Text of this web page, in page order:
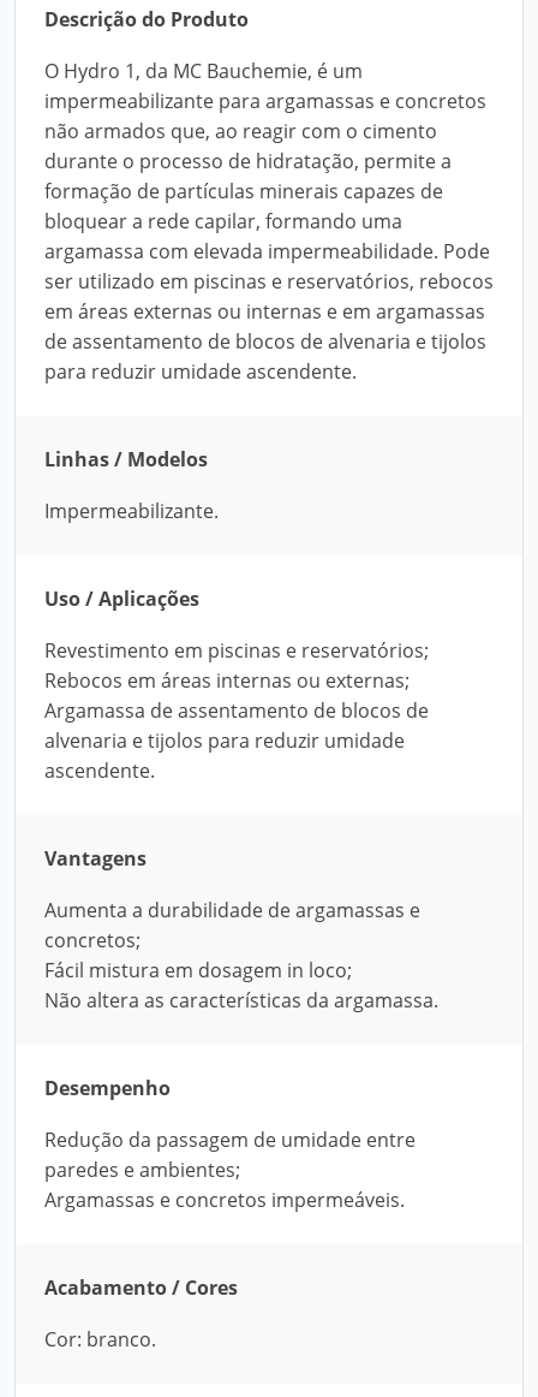
Descrição do Produto
O Hydro 1, da MC Bauchemie, é um
impermeabilizante para argamassas e concretos
não armados que, ao reagir com o cimento
durante o processo de hidratação, permite a
formação de partículas minerais capazes de
bloquear a rede capilar, formando uma
argamassa com elevada impermeabilidade. Pode
ser utilizado em piscinas e reservatórios, rebocos
em áreas externas ou internas e em argamassas
de assentamento de blocos de alvenaria e tijolos
para reduzir umidade ascendente.
Linhas / Modelos
Impermeabilizante.
Uso / Aplicações
Revestimento em piscinas e reservatórios;
Rebocos em áreas internas ou externas;
Argamassa de assentamento de blocos de
alvenaria e tijolos para reduzir umidade
ascendente.
Vantagens
Aumenta a durabilidade de argamassas e
concretos;
Fácil mistura em dosagem in loco;
Não altera as características da argamassa.
Desempenho
Redução da passagem de umidade entre
paredes e ambientes;
Argamassas e concretos impermeáveis.
Acabamento / Cores
Cor: branco.